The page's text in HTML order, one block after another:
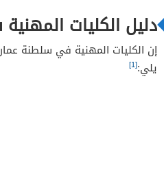
دليل الكليات
يلي:[1]